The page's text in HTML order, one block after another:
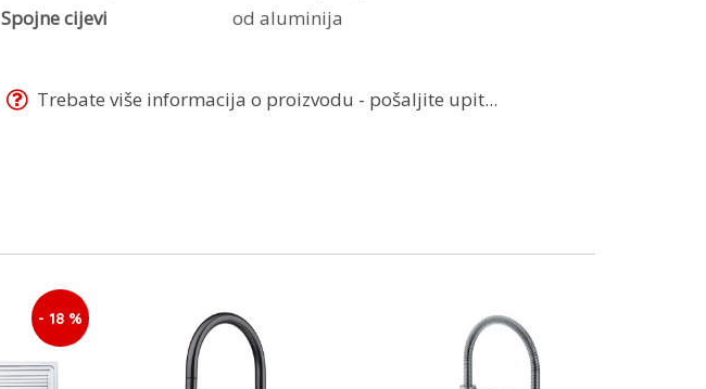
Spojne cijevi
od aluminija
Trebate više informacija o proizvodu - pošaljite upit...
- 18 %